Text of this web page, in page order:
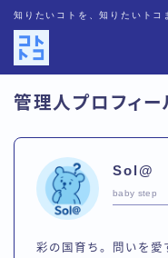
知りたいコトを、知りたいトコ
MENU
記事一覧
お問い合わせ
管理人プロフィー
Sol@
baby step
彩の国育ち。問いを愛